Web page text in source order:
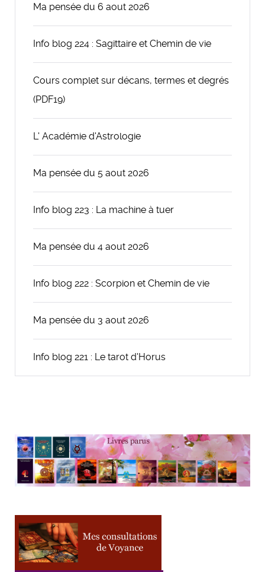
Ma pensée du 6 aout 2026
Info blog 224 : Sagittaire et Chemin de vie
Cours complet sur décans, termes et degrés
(PDF19)
L' Académie d'Astrologie
Ma pensée du 5 aout 2026
Info blog 223 : La machine à tuer
Ma pensée du 4 aout 2026
Info blog 222 : Scorpion et Chemin de vie
Ma pensée du 3 aout 2026
Info blog 221 : Le tarot d'Horus